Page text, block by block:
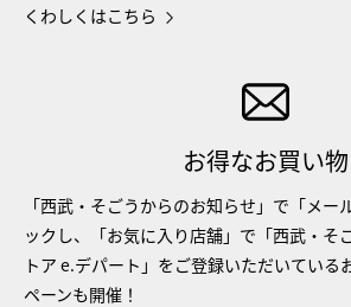
くわしくはこちら
お得なお買い物
「西武・そごうからのお知らせ」で「メー
ックし、「お気に入り店舗」で「西武・そ
トア e.デパート」をご登録いただいている
ペーンも開催！